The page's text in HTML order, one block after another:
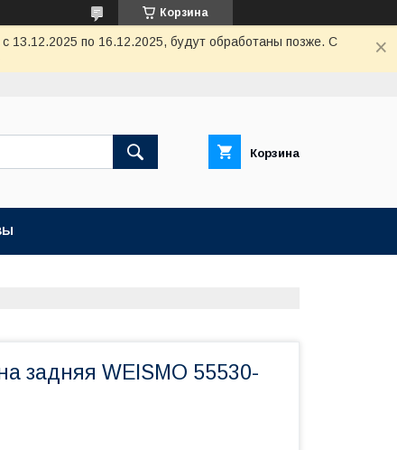
Корзина
13.12.2025 по 16.12.2025, будут обработаны позже. С
Корзина
задняя WEISMO 55530-